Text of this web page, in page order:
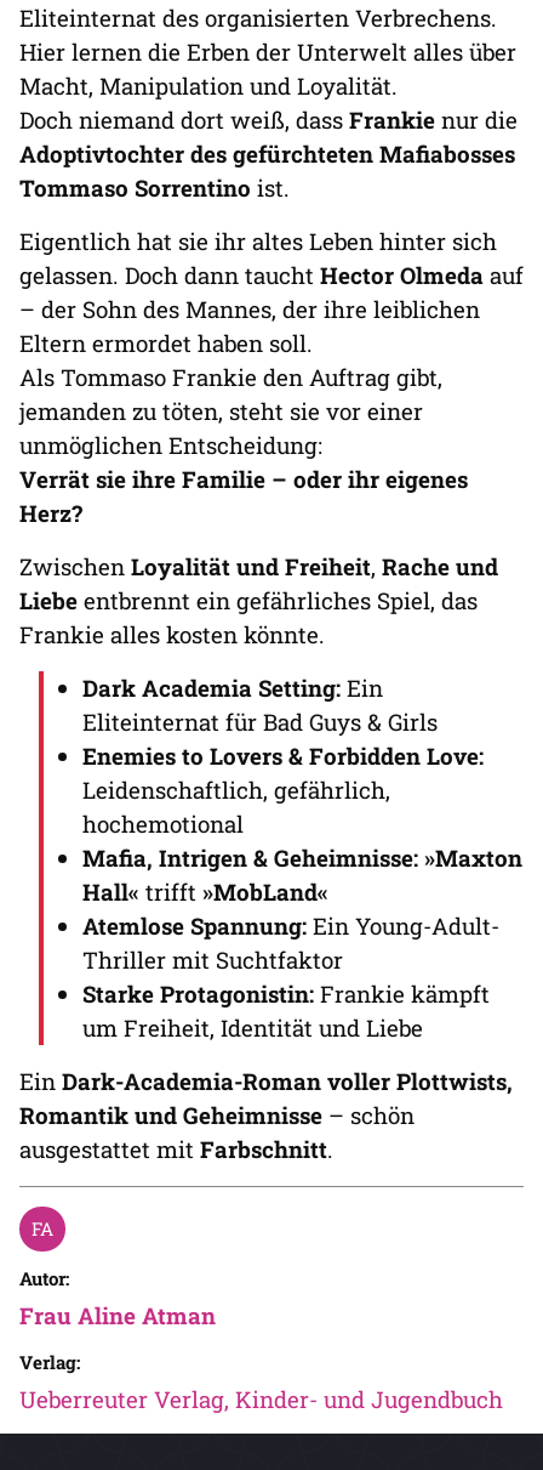
Eliteinternat des organisierten Verbrechens.
Hier lernen die Erben der Unterwelt alles über
Macht, Manipulation und Loyalität.
Doch niemand dort weiß, dass Frankie nur die
Adoptivtochter des gefürchteten Mafiabosses
Tommaso Sorrentino ist.
Eigentlich hat sie ihr altes Leben hinter sich
gelassen. Doch dann taucht Hector Olmeda auf
– der Sohn des Mannes, der ihre leiblichen
Eltern ermordet haben soll.
Als Tommaso Frankie den Auftrag gibt,
jemanden zu töten, steht sie vor einer
unmöglichen Entscheidung:
Verrät sie ihre Familie – oder ihr eigenes
Herz?
Zwischen Loyalität und Freiheit, Rache und
Liebe entbrennt ein gefährliches Spiel, das
Frankie alles kosten könnte.
Dark Academia Setting: Ein
Eliteinternat für Bad Guys & Girls
Enemies to Lovers & Forbidden Love:
Leidenschaftlich, gefährlich,
hochemotional
Mafia, Intrigen & Geheimnisse: »Maxton
Hall« trifft »MobLand«
Atemlose Spannung: Ein Young-Adult-
Thriller mit Suchtfaktor
Starke Protagonistin: Frankie kämpft
um Freiheit, Identität und Liebe
Ein Dark-Academia-Roman voller Plottwists,
Romantik und Geheimnisse – schön
ausgestattet mit Farbschnitt.
Autor:
Frau Aline Atman
Verlag:
Ueberreuter Verlag, Kinder- und Jugendbuch